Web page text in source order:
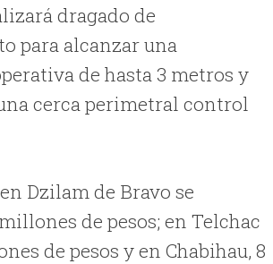
dragado de
para alcanzar una
de hasta 3 metros y
cerca perimetral control
Dzilam de Bravo se
de pesos; en Telchac
de pesos y en Chabihau, 8